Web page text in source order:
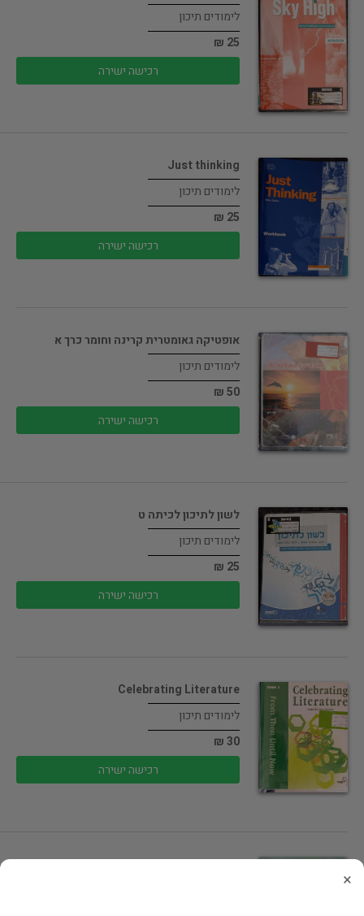
לימודים תיכון
25 ₪
רכישה ישירה
Just thinking
לימודים תיכון
25 ₪
רכישה ישירה
אופטיקה גאומטרית קרינה וחומר כרך א
לימודים תיכון
50 ₪
רכישה ישירה
לשון לתיכון לכיתה ט
לימודים תיכון
25 ₪
רכישה ישירה
Celebrating Literature
לימודים תיכון
30 ₪
רכישה ישירה
We take charge
×